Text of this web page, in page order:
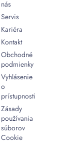
nás
Servis
Kariéra
Kontakt
Obchodné
podmienky
Vyhlásenie
o
prístupnosti
Zásady
používania
súborov
Cookie